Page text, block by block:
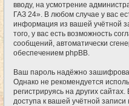
вводу, на усмотрение
ГАЗ 24». В любом случае у вас
информация из вашей учётной
того, у вас есть возможность
сообщений, автоматически
обеспечением phpBB.
Ваш пароль надёжно
Однако не рекомендуется
регистрируясь на других
доступа к вашей учётной